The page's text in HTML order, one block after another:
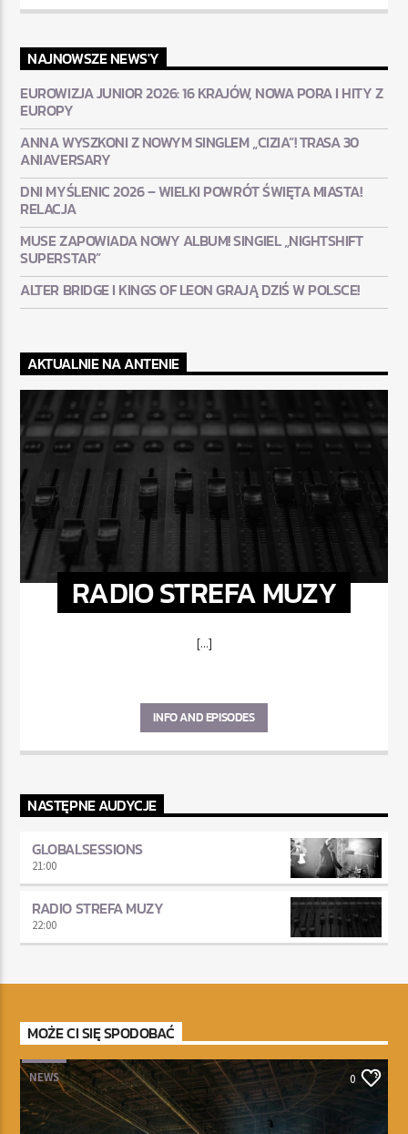
NAJNOWSZE NEWS'Y
EUROWIZJA JUNIOR 2026: 16 KRAJÓW, NOWA PORA I HITY Z
EUROPY
ANNA WYSZKONI Z NOWYM SINGLEM „CIZIA”! TRASA 30
ANIAVERSARY
DNI MYŚLENIC 2026 – WIELKI POWRÓT ŚWIĘTA MIASTA!
RELACJA
MUSE ZAPOWIADA NOWY ALBUM! SINGIEL „NIGHTSHIFT
SUPERSTAR”
ALTER BRIDGE I KINGS OF LEON GRAJĄ DZIŚ W POLSCE!
AKTUALNIE NA ANTENIE
RADIO STREFA MUZY
[...]
INFO AND EPISODES
NASTĘPNE AUDYCJE
GLOBALSESSIONS
21:00
RADIO STREFA MUZY
22:00
MOŻE CI SIĘ SPODOBAĆ
NEWS 0